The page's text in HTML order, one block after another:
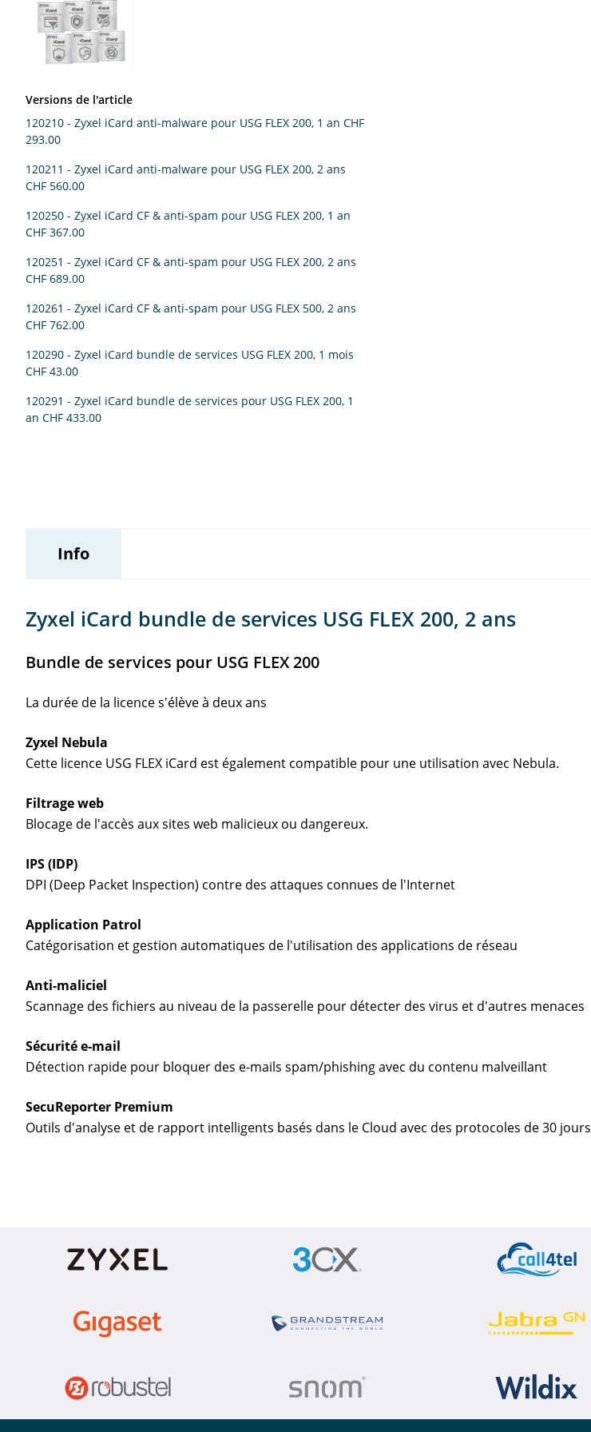
Wildix
Versions de l'article
120210 - Zyxel iCard anti-malware pour USG FLEX 200, 1 an CHF
293.00
120211 - Zyxel iCard anti-malware pour USG FLEX 200, 2 ans
CHF 560.00
120250 - Zyxel iCard CF & anti-spam pour USG FLEX 200, 1 an
CHF 367.00
120251 - Zyxel iCard CF & anti-spam pour USG FLEX 200, 2 ans
CHF 689.00
120261 - Zyxel iCard CF & anti-spam pour USG FLEX 500, 2 ans
CHF 762.00
120290 - Zyxel iCard bundle de services USG FLEX 200, 1 mois
CHF 43.00
120291 - Zyxel iCard bundle de services pour USG FLEX 200, 1
an CHF 433.00
Info
Zyxel iCard bundle de services USG FLEX 200, 2 ans
Bundle de services pour USG FLEX 200
La durée de la licence s'élève à deux ans
Zyxel Nebula
Cette licence USG FLEX iCard est également compatible pour une utilisation avec Nebula.
Filtrage web
Blocage de l'accès aux sites web malicieux ou dangereux.
IPS (IDP)
DPI (Deep Packet Inspection) contre des attaques connues de l'Internet
Application Patrol
Catégorisation et gestion automatiques de l'utilisation des applications de réseau
Anti-maliciel
Scannage des fichiers au niveau de la passerelle pour détecter des virus et d'autres menaces
Sécurité e-mail
Détection rapide pour bloquer des e-mails spam/phishing avec du contenu malveillant
SecuReporter Premium
Outils d'analyse et de rapport intelligents basés dans le Cloud avec des protocoles de 30 jours